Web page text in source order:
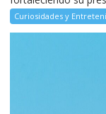
Curiosidades y